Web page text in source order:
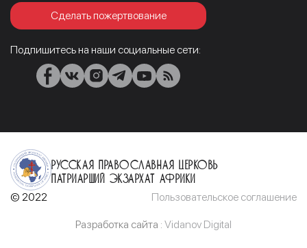
Сделать пожертвование
Подпишитесь на наши социальные сети:
Русская Православная Церковь
Патриарший Экзархат Африки
© 2022 Пользовательское соглашение
Разработка сайта : Vidanov Digital